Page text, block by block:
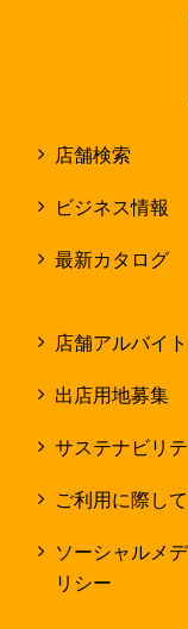
店舗検索
ビジネス情報
最新カタログ
店舗アルバイ
出店用地募集
サステナビリ
ご利用に際して
ソーシャルメ
リシー